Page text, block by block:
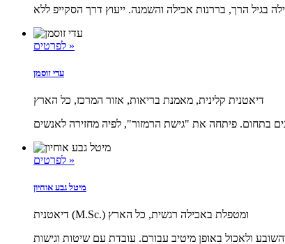
לפרטים »
עדי זוסמן
דיאטנית קלינית, מאמנת בריאות, אזור המרכז, כל הארץ
לפרטים »
מיטל גבע אוחיון
דיאטנית (M.Sc.) ומטפלת באכילה רגשית, כל הארץ